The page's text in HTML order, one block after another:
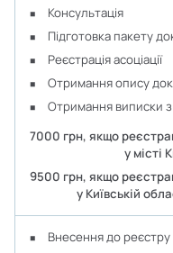
Консультація
Підготовка пакету
Реєстрація асоціації
Отримання опису
Отримання виписки
7000 грн, якщо
у місті
9500 грн, якщо
у Київській
Внесення до реєстру